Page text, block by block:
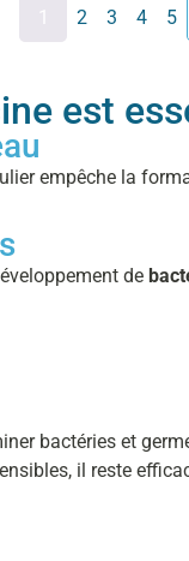
1 2 3 4 5
est
empêche la
de
bactéries et
il reste